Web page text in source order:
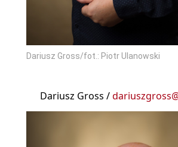
Dariusz Gross/fot.: Piotr Ulanowski
Dariusz Gross /